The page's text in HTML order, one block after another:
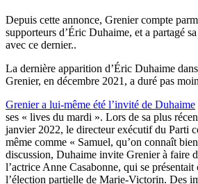
Depuis cette annonce, Grenier compte
supporteurs d’Éric Duhaime, et a partagé
avec ce dernier..
La dernière apparition d’Éric Duhaime
Grenier, en décembre 2021, a duré pas
Grenier a lui-même été l’invité de Duhaime
ses « lives du mardi ». Lors de sa plus
janvier 2022, le directeur exécutif du Parti
même comme « Samuel, qu’on connaît
discussion, Duhaime invite Grenier à faire
l’actrice Anne Casabonne, qui se présentait
l’élection partielle de Marie-Victorin. Des